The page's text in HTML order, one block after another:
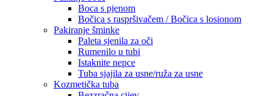
Boca s pjenom
Bočica s raspršivačem / Bočica s losionom
Pakiranje šminke
Paleta sjenila za oči
Rumenilo u tubi
Istaknite nepce
Tuba sjajila za usne/ruža za usne
Kozmetička tuba